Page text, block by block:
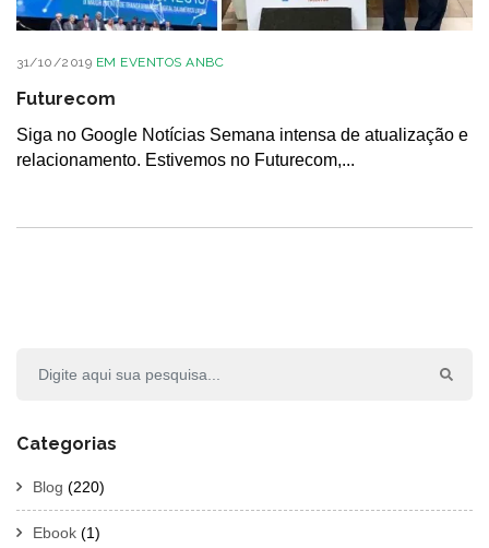
31/10/2019 EM EVENTOS ANBC
Futurecom
Siga no Google Notícias Semana intensa de atualização e
relacionamento. Estivemos no Futurecom,...
Categorias
Blog (220)
Ebook (1)